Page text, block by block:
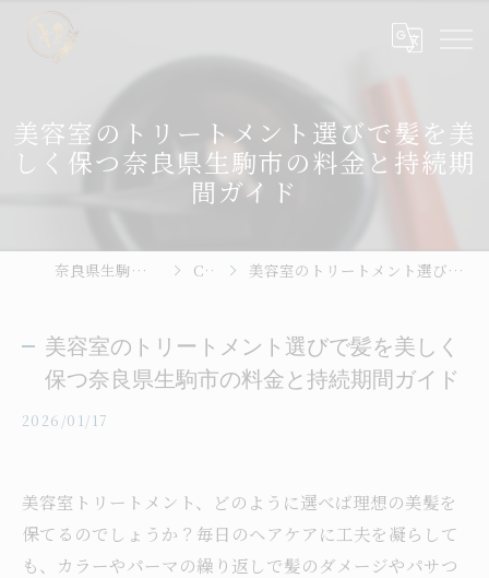
美容室のトリートメント選びで髪を美
しく保つ奈良県生駒市の料金と持続期
間ガイド
奈良県生駒の美容室ならhair place VIVE Column 美容室のトリートメント選びで髪を美しく保つ奈良県生駒市の料金と持続期間ガイド
美容室のトリートメント選びで髪を美しく
保つ奈良県生駒市の料金と持続期間ガイド
2026/01/17
美容室トリートメント、どのように選べば理想の美髪を
保てるのでしょうか？毎日のヘアケアに工夫を凝らして
も、カラーやパーマの繰り返しで髪のダメージやパサつ